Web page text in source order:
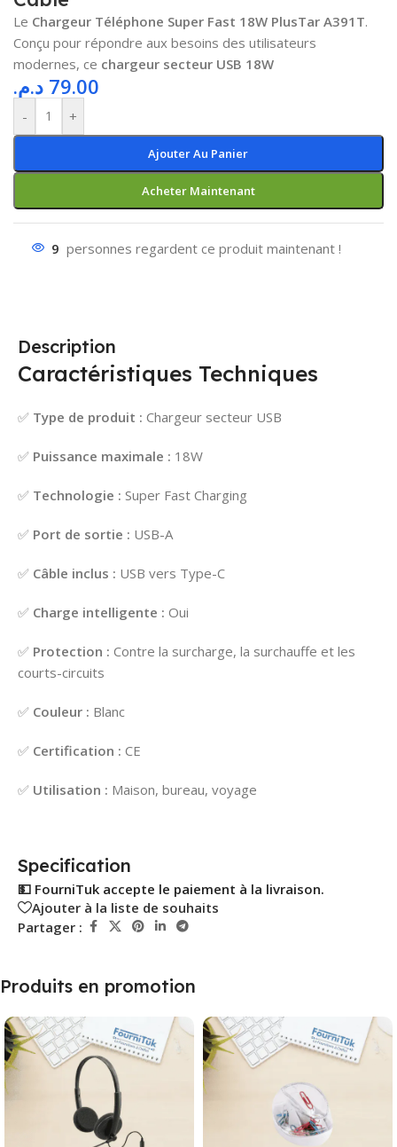
Le Chargeur Téléphone Super Fast 18W PlusTar A391T.
Conçu pour répondre aux besoins des utilisateurs
modernes, ce chargeur secteur USB 18W
79.00 د.م.
- +
Ajouter Au Panier
Acheter Maintenant
9 personnes regardent ce produit maintenant !
Description
Caractéristiques Techniques
✅ Type de produit : Chargeur secteur USB
✅ Puissance maximale : 18W
✅ Technologie : Super Fast Charging
✅ Port de sortie : USB-A
✅ Câble inclus : USB vers Type-C
✅ Charge intelligente : Oui
✅ Protection : Contre la surcharge, la surchauffe et les
courts-circuits
✅ Couleur : Blanc
✅ Certification : CE
✅ Utilisation : Maison, bureau, voyage
Specification
💵 FourniTuk accepte le paiement à la livraison.
Ajouter à la liste de souhaits
Partager :
Produits en promotion